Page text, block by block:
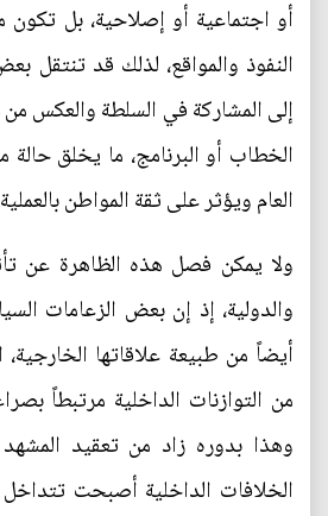
أو اجتماعية أو إصلاحية، بل تكون
النفوذ والمواقع، لذلك قد تنتقل
إلى المشاركة في السلطة والعكس
الخطاب أو البرنامج، ما يخلق حالة
العام ويؤثر على ثقة المواطن
ولا يمكن فصل هذه الظاهرة عن
والدولية، إذ إن بعض الزعامات
أيضاً من طبيعة علاقاتها
من التوازنات الداخلية مرتبطاً
وهذا بدوره زاد من تعقيد
الخلافات الداخلية أصبحت